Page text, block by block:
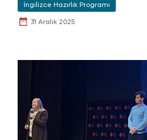
İngilizce Hazırlık Programı
31 Aralık 2025